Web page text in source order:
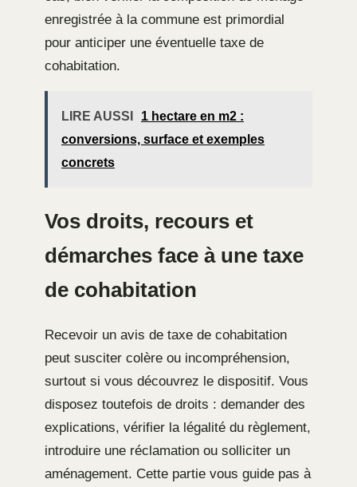
enregistrée à la commune est primordial
pour anticiper une éventuelle taxe de
cohabitation.
LIRE AUSSI
1 hectare en m2 :
conversions, surface et exemples
concrets
Vos droits, recours et
démarches face à une taxe
de cohabitation
Recevoir un avis de taxe de cohabitation
peut susciter colère ou incompréhension,
surtout si vous découvrez le dispositif. Vous
disposez toutefois de droits : demander des
explications, vérifier la légalité du règlement,
introduire une réclamation ou solliciter un
aménagement. Cette partie vous guide pas à